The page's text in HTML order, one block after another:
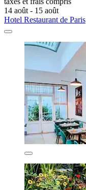
14 août - 15 août
Hotel Restaurant de Paris